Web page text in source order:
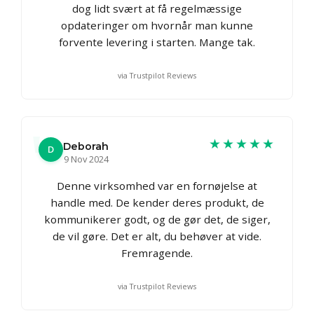
dog lidt svært at få regelmæssige
opdateringer om hvornår man kunne
forvente levering i starten. Mange tak.
via Trustpilot Reviews
D
Deborah
9 Nov 2024
★★★★★
Denne virksomhed var en fornøjelse at
handle med. De kender deres produkt, de
kommunikerer godt, og de gør det, de siger,
de vil gøre. Det er alt, du behøver at vide.
Fremragende.
via Trustpilot Reviews